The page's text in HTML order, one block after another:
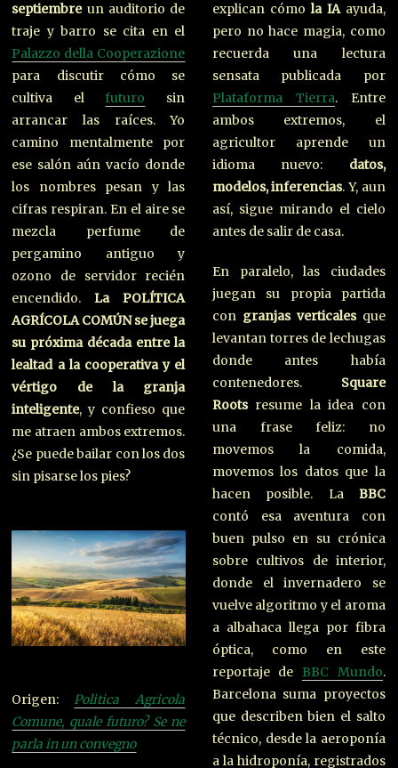
septiembreun auditorio de
traje y barro se cita en el
Palazzo della Cooperazione
para discutir cómo se
cultiva el futuro sin
arrancar las raíces. Yo
camino mentalmente por
ese salón aún vacío donde
los nombres pesan y las
cifras respiran. En el aire se
mezcla perfume de
pergamino antiguo y
ozono de servidor recién
encendido.La POLÍTICA
AGRÍCOLA COMÚN se juega
su próxima década entre la
lealtad a la cooperativa y el
vértigo de la granja
inteligente, y confieso que
me atraen ambos extremos.
¿Se puede bailar con los dos
sin pisarse los pies?
Origen:Politica Agricola
Comune, quale futuro? Se ne
parla in un convegno
explican cómola IAayuda,
pero no hace magia, como
recuerda una lectura
sensata publicada por
Plataforma Tierra. Entre
ambos extremos, el
agricultor aprende un
idioma nuevo: datos,
modelos, inferencias. Y, aun
así, sigue mirando el cielo
antes de salir de casa.
En paralelo, las ciudades
juegan su propia partida
con granjas verticalesque
levantan torres de lechugas
donde antes había
contenedores. Square
Rootsresume la idea con
una frase feliz: no
movemos la comida,
movemos los datos que la
hacen posible. La BBC
contó esa aventura con
buen pulso en su crónica
sobre cultivos de interior,
donde el invernadero se
vuelve algoritmo y el aroma
a albahaca llega por fibra
óptica, como en este
reportaje de BBC Mundo.
Barcelona suma proyectos
que describen bien el salto
técnico, desde la aeroponía
a la hidroponía, registrados